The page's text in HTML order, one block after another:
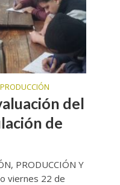
del
de
PRODUCCIÓN Y
viernes 22 de